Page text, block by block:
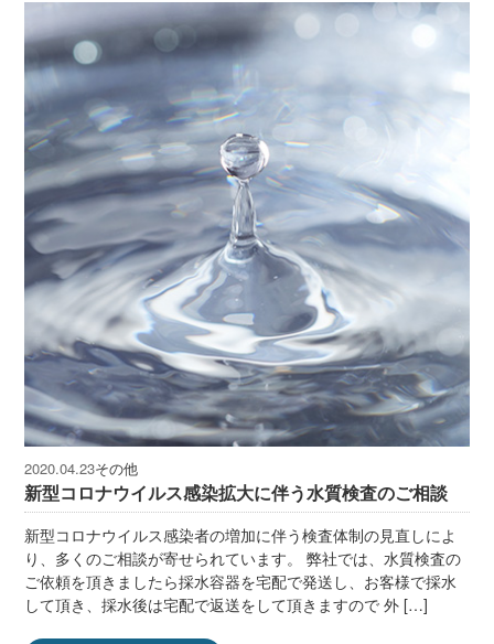
2020.04.23その他
新型コロナウイルス感染拡大に伴う水質検査のご相談
新型コロナウイルス感染者の増加に伴う検査体制の見直しによ
り、多くのご相談が寄せられています。 弊社では、水質検査の
ご依頼を頂きましたら採水容器を宅配で発送し、お客様で採水
して頂き、採水後は宅配で返送をして頂きますので 外 […]